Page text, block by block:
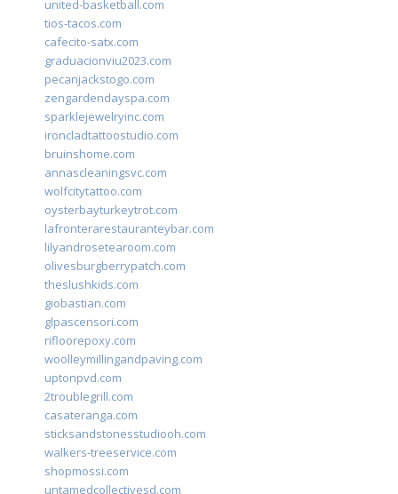
united-basketball.com
tios-tacos.com
cafecito-satx.com
graduacionviu2023.com
pecanjackstogo.com
zengardendayspa.com
sparklejewelryinc.com
ironcladtattoostudio.com
bruinshome.com
annascleaningsvc.com
wolfcitytattoo.com
oysterbayturkeytrot.com
lafronterarestauranteybar.com
lilyandrosetearoom.com
olivesburgberrypatch.com
theslushkids.com
giobastian.com
glpascensori.com
rifloorepoxy.com
woolleymillingandpaving.com
uptonpvd.com
2troublegrill.com
casateranga.com
sticksandstonesstudiooh.com
walkers-treeservice.com
shopmossi.com
untamedcollectivesd.com